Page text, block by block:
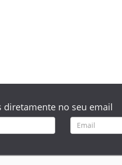
diretamente no seu email